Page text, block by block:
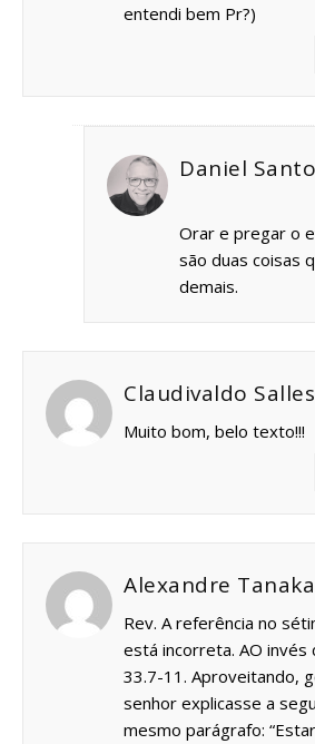
entendi bem Pr?)
Daniel
Orar e pregar o
são duas coisas
demais.
Claudivaldo Salles
Muito bom, belo texto!!!
Alexandre Tanaka
Rev. A referência no
está incorreta. AO invés
33.7-11. Aproveitando,
senhor explicasse a
mesmo parágrafo: